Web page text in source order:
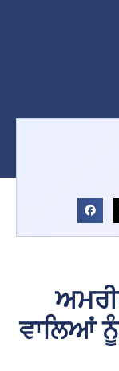
ਵਾਲਿਆਂ